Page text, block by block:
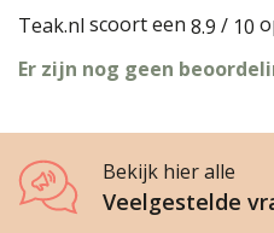
Teak.nl scoort een 8.9 / 10
Er zijn nog geen
Bekijk hier alle
Veelgestelde